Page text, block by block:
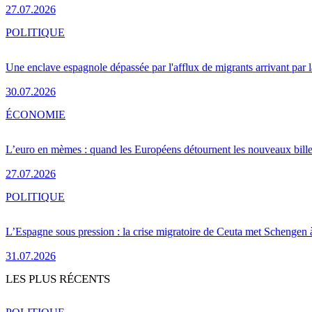
27.07.2026
Une enclave espagnole dépassée par l'afflux de migrants arrivant par
30.07.2026
POLITIQUE
L’euro en mèmes : quand les Européens détournent les nouveaux
27.07.2026
ÉCONOMIE
L’Espagne sous pression : la crise migratoire de Ceuta met Schengen
31.07.2026
POLITIQUE
LES PLUS RÉCENTS